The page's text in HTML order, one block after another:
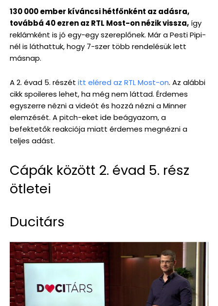
130 000 ember kíváncsi hétfőnként az adásra,
továbbá 40 ezren az RTL Most-on nézik vissza,így
reklámként is jó egy-egy szereplőnek. Már a Pesti Pipi-
nél is láthattuk, hogy 7-szer több rendelésük lett
másnap.
A 2. évad 5. részét itt eléred az RTL Most-on. Az alábbi
cikk spoileres lehet, ha még nem láttad. Érdemes
egyszerre nézni a videót és hozzá nézni a Minner
elemzését. A pitch-eket ide beágyazom, a
befektetők reakciója miatt érdemes megnézni a
teljes adást.
Cápák között 2. évad 5. rész
ötletei
Ducitárs